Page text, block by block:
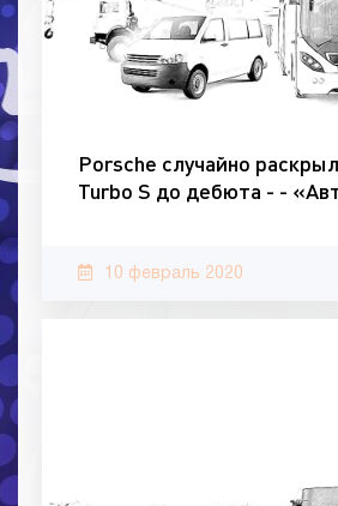
Porsche случайно
Turbo S до дебюта - -
10 февраль 2020